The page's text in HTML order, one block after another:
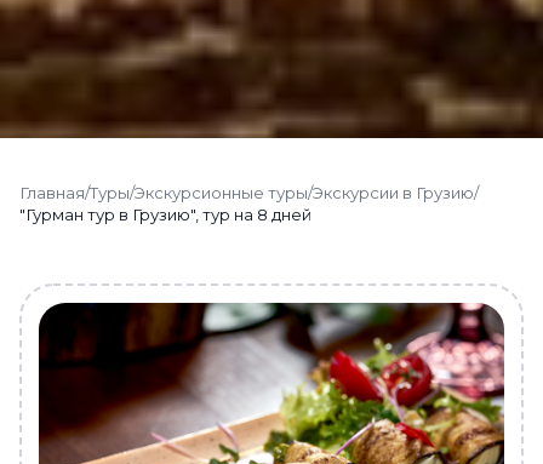
Главная/Туры/Экскурсионные туры/Экскурсии в Грузию/
"Гурман тур в Грузию", тур на 8 дней